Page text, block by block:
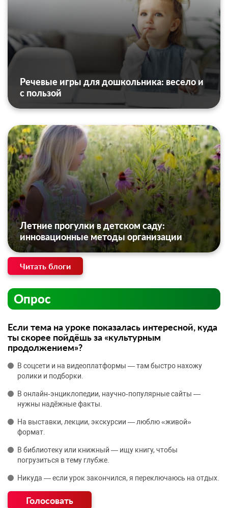
Речевые игры для дошкольника: весело и
с пользой
Летние прогулки в детском саду:
инновационные методы организации
Читать блоги
Опрос
Если тема на уроке показалась интересной, куда
ты скорее пойдёшь за «культурным
продолжением»?
В соцсети и на видеоплатформы — там быстро нахожу
ролики и подборки.
В онлайн‑энциклопедии, научно‑популярные сайты —
нужны надёжные факты.
На выставки, лекции, экскурсии — люблю «живой»
формат.
В библиотеку или книжный — ищу книгу, чтобы
погрузиться в тему глубже.
Никуда — если урок закончился, я переключаюсь на отдых.